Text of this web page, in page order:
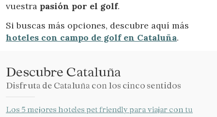
Verificar localizador
vuestra pasión por el golf.
Si buscas más opciones, descubre aquí más
hoteles con campo de golf en Cataluña.
Descubre Cataluña
Disfruta de Cataluña con los cinco sentidos
Los 5 mejores hoteles pet friendly para viajar con tu